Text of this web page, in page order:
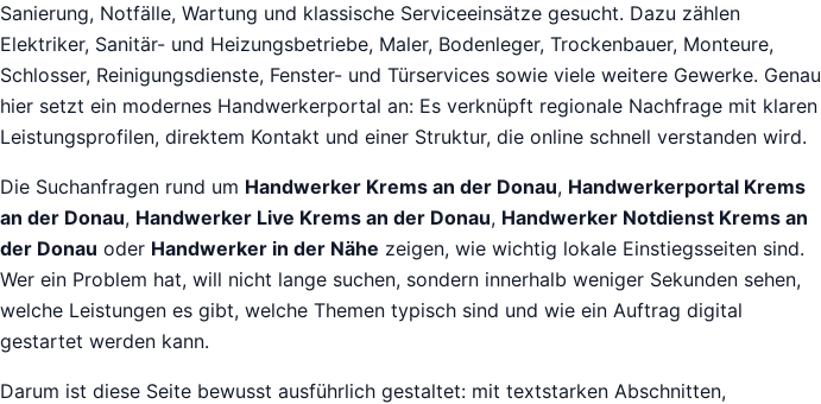
Sanierung, Notfälle, Wartung und klassische Serviceeinsätze gesucht. Dazu zählen
Elektriker, Sanitär- und Heizungsbetriebe, Maler, Bodenleger, Trockenbauer, Monteure,
Schlosser, Reinigungsdienste, Fenster- und Türservices sowie viele weitere Gewerke. Genau
hier setzt ein modernes Handwerkerportal an: Es verknüpft regionale Nachfrage mit klaren
Leistungsprofilen, direktem Kontakt und einer Struktur, die online schnell verstanden wird.
Die Suchanfragen rund um Handwerker Krems an der Donau, Handwerkerportal Krems
an der Donau, Handwerker Live Krems an der Donau, Handwerker Notdienst Krems an
der Donau oder Handwerker in der Nähe zeigen, wie wichtig lokale Einstiegsseiten sind.
Wer ein Problem hat, will nicht lange suchen, sondern innerhalb weniger Sekunden sehen,
welche Leistungen es gibt, welche Themen typisch sind und wie ein Auftrag digital
gestartet werden kann.
Darum ist diese Seite bewusst ausführlich gestaltet: mit textstarken Abschnitten,